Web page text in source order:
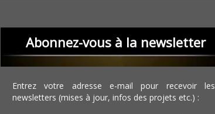
Abonnez-vous à la newsletter
Entrez votre adresse e-mail pour recevoir les
newsletters (mises à jour, infos des projets etc.) :